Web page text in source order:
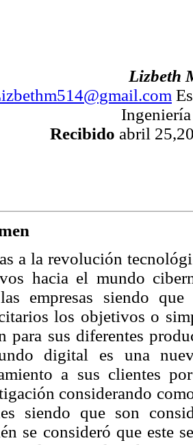
Lizbeth
Recibido abril
a la revolución
hacia el mundo
empresas siendo
los objetivos o
para sus diferentes
digital es una
a sus clientes
considerando
siendo que son
se consideró que este